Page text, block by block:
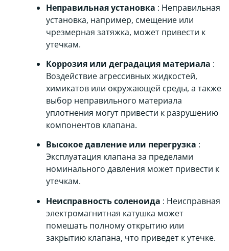
Неправильная установка : Неправильная
установка, например, смещение или
чрезмерная затяжка, может привести к
утечкам.
Коррозия или деградация материала :
Воздействие агрессивных жидкостей,
химикатов или окружающей среды, а также
выбор неправильного материала
уплотнения могут привести к разрушению
компонентов клапана.
Высокое давление или перегрузка :
Эксплуатация клапана за пределами
номинального давления может привести к
утечкам.
Неисправность соленоида : Неисправная
электромагнитная катушка может
помешать полному открытию или
закрытию клапана, что приведет к утечке.